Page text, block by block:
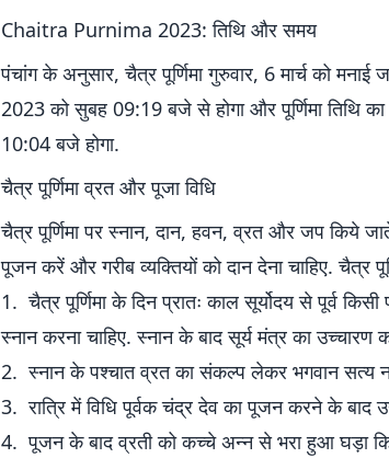
Chaitra Purnima 2023: तिथि और समय
पंचांग के अनुसार, चैत्र पूर्णिमा गुरुवार, 6 मार्च को मनाई
2023 को सुबह 09:19 बजे से होगा और पूर्णिमा तिथि
10:04 बजे होगा.
चैत्र पूर्णिमा व्रत और पूजा विधि
चैत्र पूर्णिमा पर स्नान, दान, हवन, व्रत और जप किये
पूजन करें और गरीब व्यक्तियों को दान देना चाहिए. चैत्र
1. चैत्र पूर्णिमा के दिन प्रातः काल सूर्योदय से पूर्व
स्नान करना चाहिए. स्नान के बाद सूर्य मंत्र का उच्चारण
2. स्नान के पश्चात व्रत का संकल्प लेकर भगवान सत्य
3. रात्रि में विधि पूर्वक चंद्र देव का पूजन करने के बाद
4. पूजन के बाद व्रती को कच्चे अन्न से भरा हुआ घड़ा